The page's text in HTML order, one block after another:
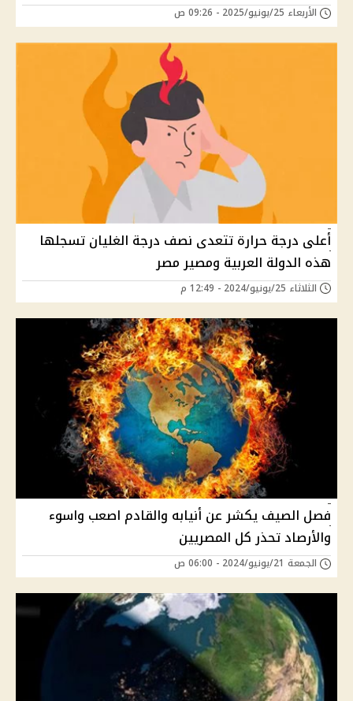
الأربعاء 25/يونيو/2025 - 09:26 ص
أعلى درجة حرارة تتعدى نصف درجة الغليان تسجلها
هذه الدولة العربية ومصير مصر
الثلاثاء 25/يونيو/2024 - 12:49 م
فصل الصيف يكشر عن أنيابه والقادم اصعب واسوء
والأرصاد تحذر كل المصريين
الجمعة 21/يونيو/2024 - 06:00 ص